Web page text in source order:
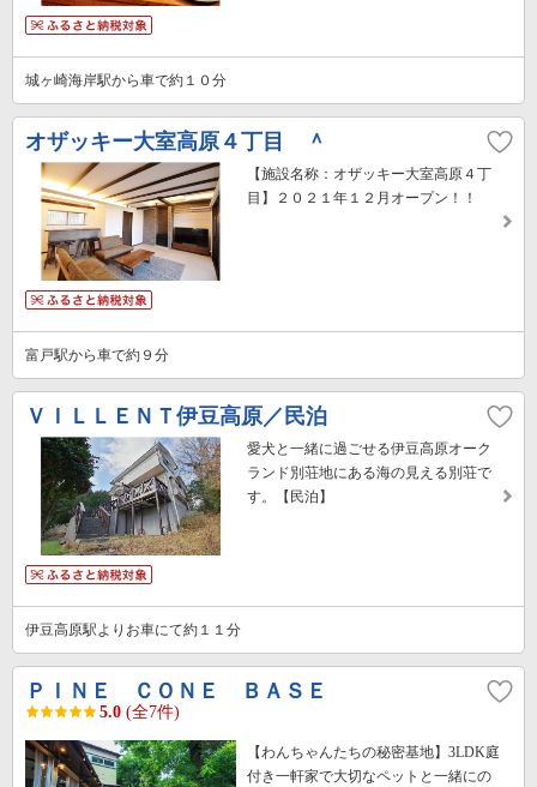
城ヶ崎海岸駅から車で約１０分
オザッキー大室高原４丁目 ＾
【施設名称：オザッキー大室高原４丁
目】２０２１年１２月オープン！！
富戸駅から車で約９分
ＶＩＬＬＥＮＴ伊豆高原／民泊
愛犬と一緒に過ごせる伊豆高原オーク
ランド別荘地にある海の見える別荘で
す。【民泊】
伊豆高原駅よりお車にて約１１分
ＰＩＮＥ ＣＯＮＥ ＢＡＳＥ
5.0 (全7件)
【わんちゃんたちの秘密基地】3LDK庭
付き一軒家で大切なペットと一緒にの